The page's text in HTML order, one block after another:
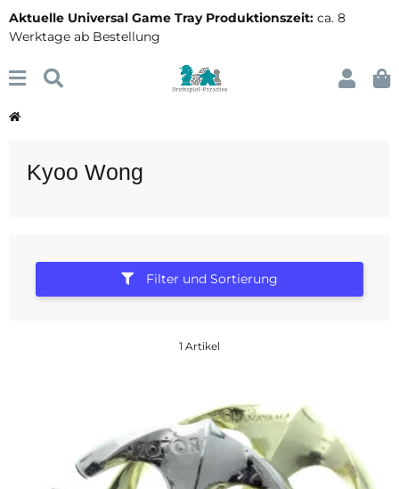
Aktuelle Universal Game Tray Produktionszeit: ca. 8
Werktage ab Bestellung
Kyoo Wong
Filter und Sortierung
1 Artikel